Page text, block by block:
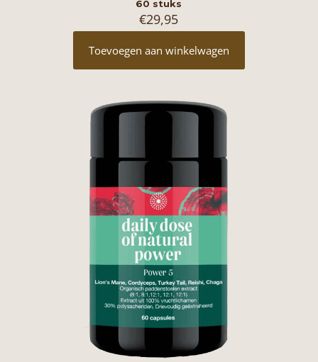
60 stuks
€29,95
Toevoegen aan winkelwagen